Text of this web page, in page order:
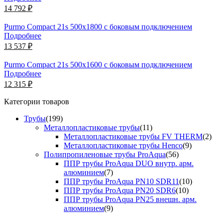
14 792 ₽
Purmo Compact 21s 500х1800 с боковым подключением
Подробнее
13 537 ₽
Purmo Compact 21s 500х1600 с боковым подключением
Подробнее
12 315 ₽
Категории товаров
Трубы(199)
Металлопластиковые трубы(11)
Металлопластиковые трубы FV THERM(2)
Металлопластиковые трубы Henco(9)
Полипропиленовые трубы ProAqua(56)
ППР трубы ProAqua DUO внутр. арм.
алюминием(7)
ППР трубы ProAqua PN10 SDR11(10)
ППР трубы ProAqua PN20 SDR6(10)
ППР трубы ProAqua PN25 внешн. арм.
алюминием(9)